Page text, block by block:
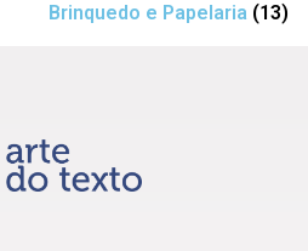
Brinquedo e Papelaria (13)